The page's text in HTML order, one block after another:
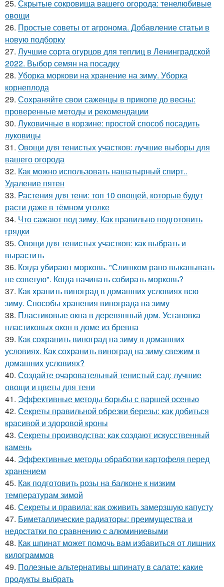
25. Скрытые сокровища вашего огорода: тенелюбивые
овощи
26. Простые советы от агронома. Добавление статьи в
новую подборку
27. Лучшие сорта огурцов для теплиц в Ленинградской
2022. Выбор семян на посадку
28. Уборка моркови на хранение на зиму. Уборка
корнеплода
29. Сохраняйте свои саженцы в прикопе до весны:
проверенные методы и рекомендации
30. Луковичные в корзине: простой способ посадить
луковицы
31. Овощи для тенистых участков: лучшие выборы для
вашего огорода
32. Как можно использовать нашатырный спирт..
Удаление пятен
33. Растения для тени: топ 10 овощей, которые будут
расти даже в тёмном уголке
34. Что сажают под зиму. Как правильно подготовить
грядки
35. Овощи для тенистых участков: как выбрать и
вырастить
36. Когда убирают морковь. "Слишком рано выкапывать
не советую". Когда начинать собирать морковь?
37. Как хранить виноград в домашних условиях всю
зиму. Способы хранения винограда на зиму
38. Пластиковые окна в деревянный дом. Установка
пластиковых окон в доме из бревна
39. Как сохранить виноград на зиму в домашних
условиях. Как сохранить виноград на зиму свежим в
домашних условиях?
40. Создайте очаровательный тенистый сад: лучшие
овощи и цветы для тени
41. Эффективные методы борьбы с паршей осенью
42. Секреты правильной обрезки березы: как добиться
красивой и здоровой кроны
43. Секреты производства: как создают искусственный
камень
44. Эффективные методы обработки картофеля перед
хранением
45. Как подготовить розы на балконе к низким
температурам зимой
46. Секреты и правила: как оживить замерзшую капусту
47. Биметаллические радиаторы: преимущества и
недостатки по сравнению с алюминиевыми
48. Как шпинат может помочь вам избавиться от лишних
килограммов
49. Полезные альтернативы шпинату в салате: какие
продукты выбрать